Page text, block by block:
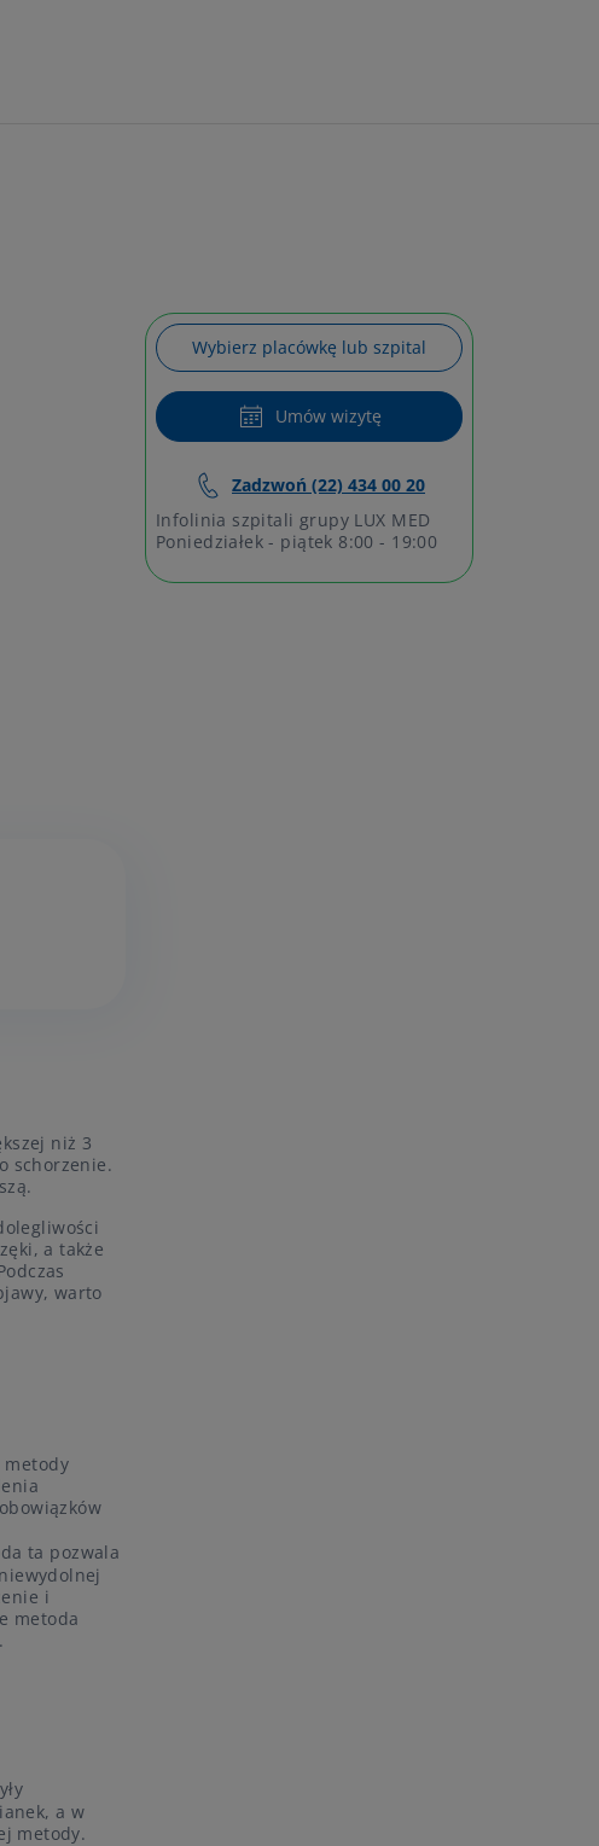
niż 3
schorzenie.
a także
warto
metody
ta pozwala
i
metoda
a w
metody.
Wybierz placówkę lub szpital
Umów wizytę
Zadzwoń (22) 434 00 20
Infolinia szpitali grupy LUX MED
Poniedziałek - piątek 8:00 - 19:00